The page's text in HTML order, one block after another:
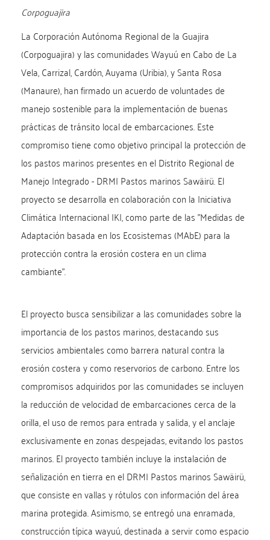
Corpoguajira
La Corporación Autónoma Regional de la Guajira
(Corpoguajira) y las comunidades Wayuú en Cabo de La
Vela, Carrizal, Cardón, Auyama (Uribia), y Santa Rosa
(Manaure), han firmado un acuerdo de voluntades de
manejo sostenible para la implementación de buenas
prácticas de tránsito local de embarcaciones. Este
compromiso tiene como objetivo principal la protección de
los pastos marinos presentes en el Distrito Regional de
Manejo Integrado - DRMI Pastos marinos Sawäirü. El
proyecto se desarrolla en colaboración con la Iniciativa
Climática Internacional IKI, como parte de las "Medidas de
Adaptación basada en los Ecosistemas (MAbE) para la
protección contra la erosión costera en un clima
cambiante".
El proyecto busca sensibilizar a las comunidades sobre la
importancia de los pastos marinos, destacando sus
servicios ambientales como barrera natural contra la
erosión costera y como reservorios de carbono. Entre los
compromisos adquiridos por las comunidades se incluyen
la reducción de velocidad de embarcaciones cerca de la
orilla, el uso de remos para entrada y salida, y el anclaje
exclusivamente en zonas despejadas, evitando los pastos
marinos. El proyecto también incluye la instalación de
señalización en tierra en el DRMI Pastos marinos Sawäirü,
que consiste en vallas y rótulos con información del área
marina protegida. Asimismo, se entregó una enramada,
construcción típica wayuú, destinada a servir como espacio